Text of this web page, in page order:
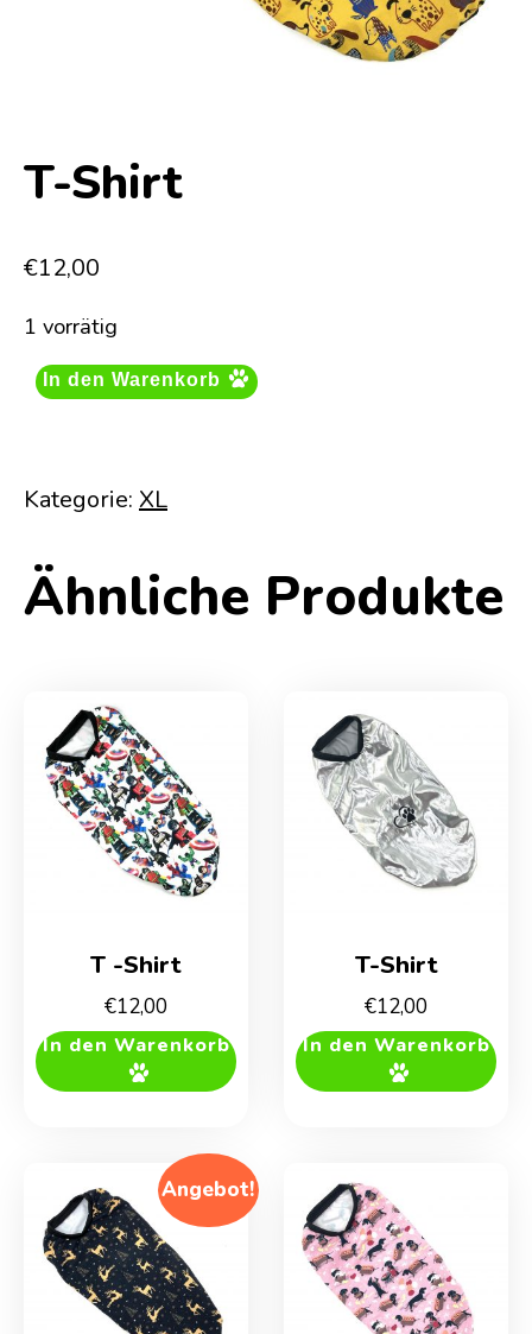
T-Shirt
€12,00
1 vorrätig
In den Warenkorb
Kategorie: XL
Ähnliche Produkte
T -Shirt
€12,00
In den Warenkorb
T-Shirt
€12,00
In den Warenkorb
Angebot!